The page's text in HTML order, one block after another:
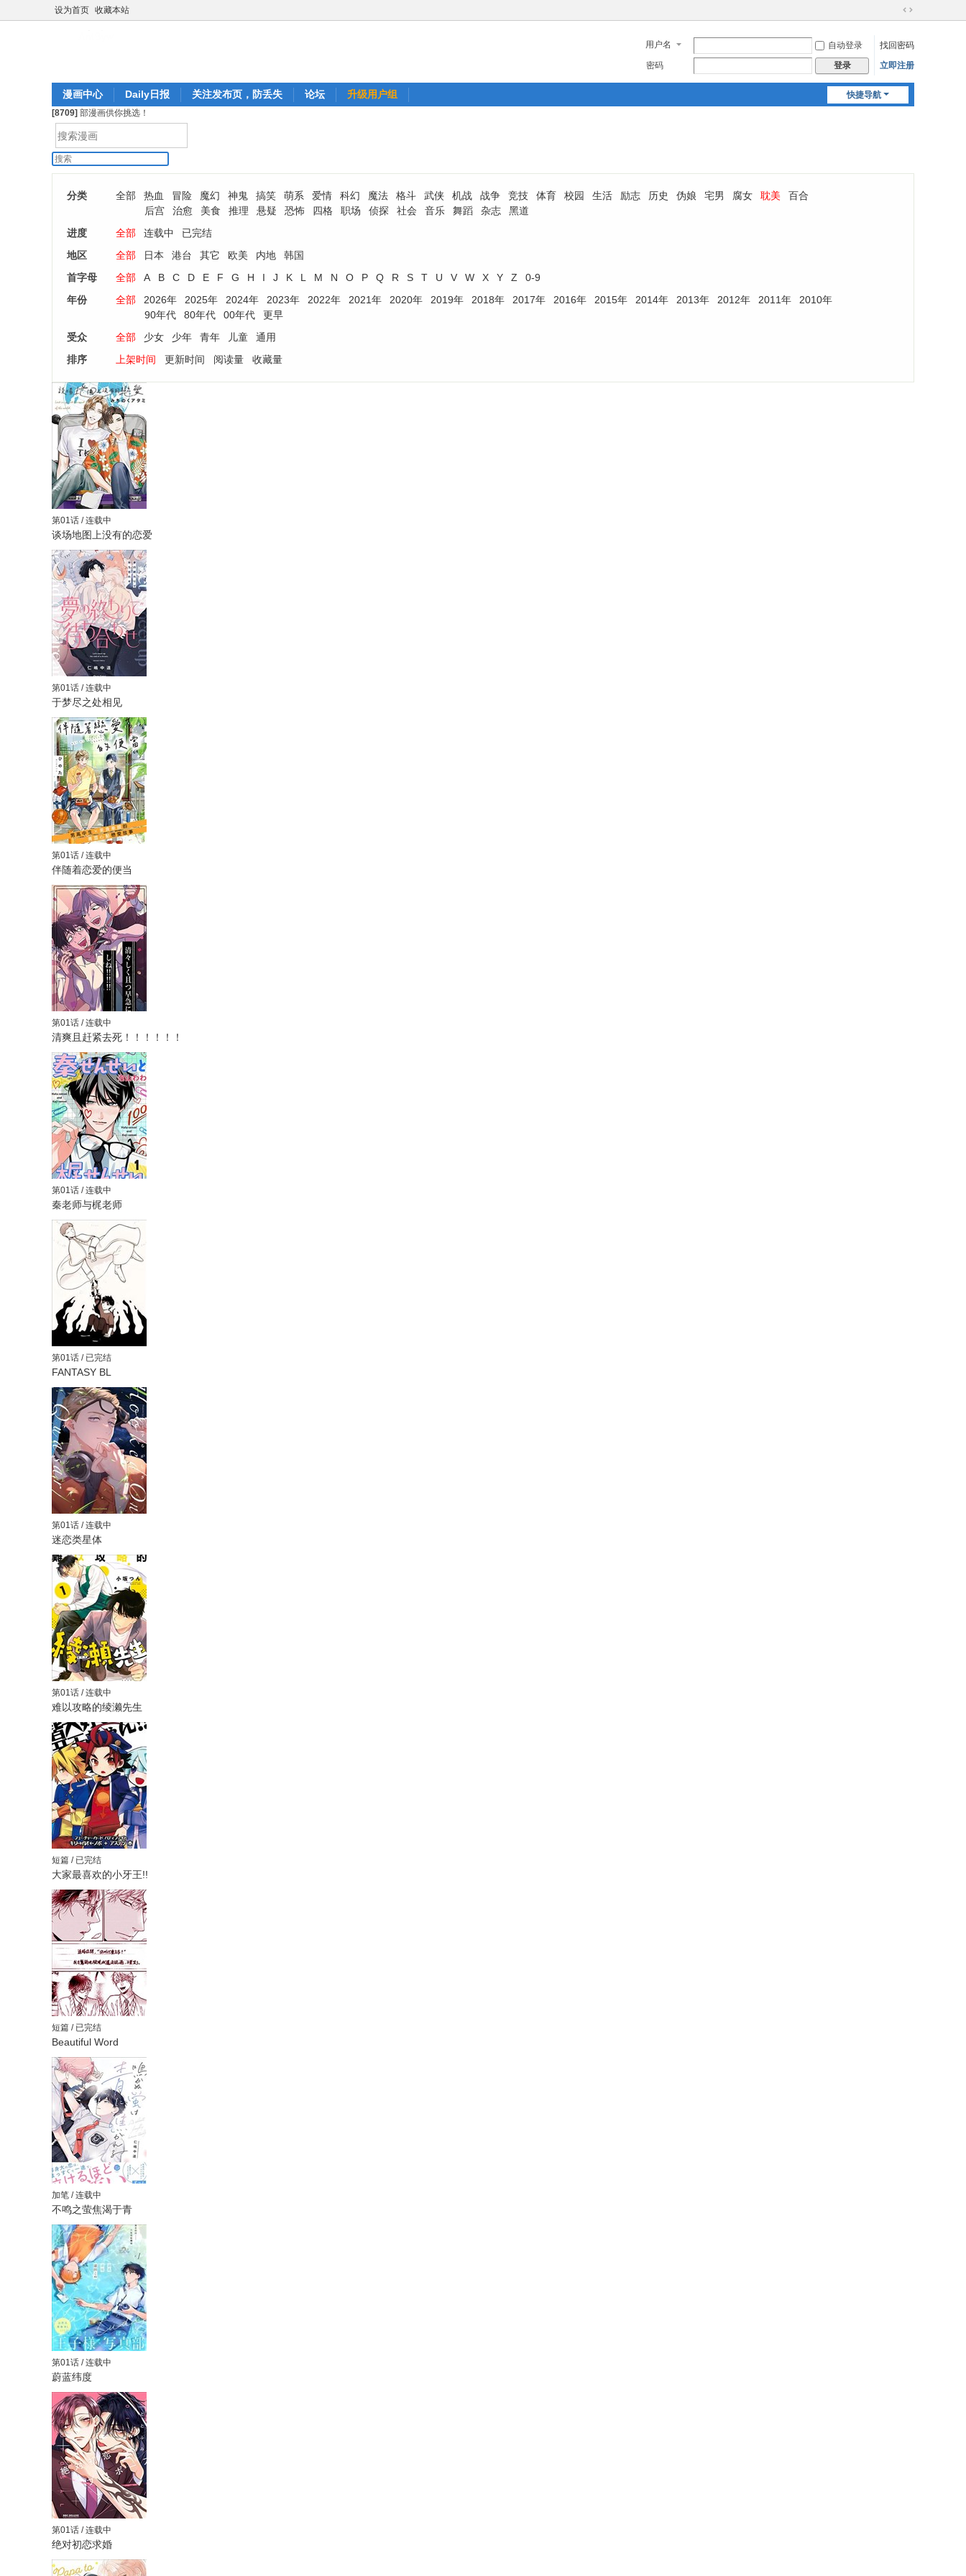
设为首页 收藏本站
切
到
宽
用户名 自动登录
找回密码
密码
登录 立即注册
快捷导航
漫画中心 Daily日报 关注发布页，防丢失 论坛 升级用户组
[8709] 部漫画供你挑选！
分类 全部 热血 冒险 魔幻 神鬼 搞笑 萌系 爱情 科幻 魔法 格斗 武侠 机战 战争 竞技 体育 校园 生活 励志 历史 伪娘 宅男 腐女 耽美
百合
后宫
治愈 美食 推理 悬疑 恐怖 四格 职场 侦探 社会 音乐 舞蹈 杂志
黑道
进度
全部 连载中
已完结
地区
全部 日本 港台 其它 欧美 内地
韩国
首字母
全部 A B C D E F G H I J K L M N O P Q R S T U V W X Y Z
0-9
年份
全部 2026年 2025年 2024年 2023年 2022年 2021年 2020年 2019年 2018年 2017年 2016年 2015年 2014年 2013年 2012年 2011年
2010年
90年代
80年代 00年代
更早
受众
全部 少女 少年 青年 儿童
通用
排序
上架时间 更新时间 阅读量 收藏量
第01话 / 连载中
谈场地图上没有的恋爱
第01话 / 连载中
于梦尽之处相见
第01话 / 连载中
伴随着恋爱的便当
第01话 / 连载中
清爽且赶紧去死！！！！！！
第01话 / 连载中
秦老师与梶老师
第01话 / 已完结
FANTASY BL
第01话 / 连载中
迷恋类星体
第01话 / 连载中
难以攻略的绫濑先生
短篇 / 已完结
大家最喜欢的小牙王!!
短篇 / 已完结
Beautiful Word
加笔 / 连载中
不鸣之萤焦渴于青
第01话 / 连载中
蔚蓝纬度
第01话 / 连载中
绝对初恋求婚